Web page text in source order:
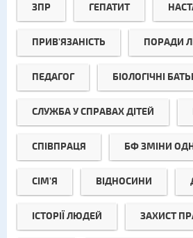
ЗПР ГЕПАТИТ
ПРИВ'ЯЗАНІСТЬ ПОРАДИ
ПЕДАГОГ БІОЛОГІЧНІ
СЛУЖБА У СПРАВАХ ДІТЕЙ
СПІВПРАЦЯ БФ ЗМІНИ
СІМ'Я ВІДНОСИНИ
ІСТОРІЇ ЛЮДЕЙ ЗАХИСТ